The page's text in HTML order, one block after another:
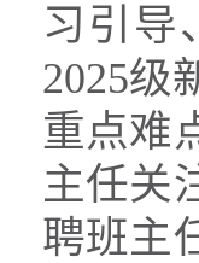
习引导
2025级
重点难
主任关
聘班主